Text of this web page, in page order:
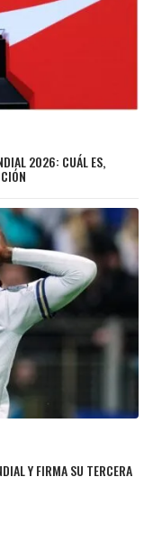
2026: CUÁL ES,
Y FIRMA SU TERCERA